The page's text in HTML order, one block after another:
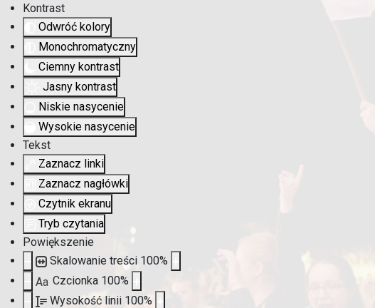
Kontrast
Odwróć kolory
Monochromatyczny
Ciemny kontrast
Jasny kontrast
Niskie nasycenie
Wysokie nasycenie
Tekst
Zaznacz linki
Zaznacz nagłówki
Czytnik ekranu
Tryb czytania
Powiększenie
Skalowanie treści 100%
Aa Czcionka 100%
Wysokość linii 100%